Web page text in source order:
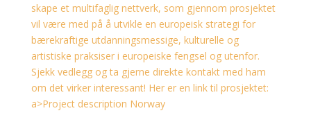
skape et multifaglig nettverk, som gjennom prosjektet
vil være med på å utvikle en europeisk strategi for
bærekraftige utdanningsmessige, kulturelle og
artistiske praksiser i europeiske fengsel og utenfor.
Sjekk vedlegg og ta gjerne direkte kontakt med ham
om det virker interessant! Her er en link til prosjektet:
a>Project description Norway